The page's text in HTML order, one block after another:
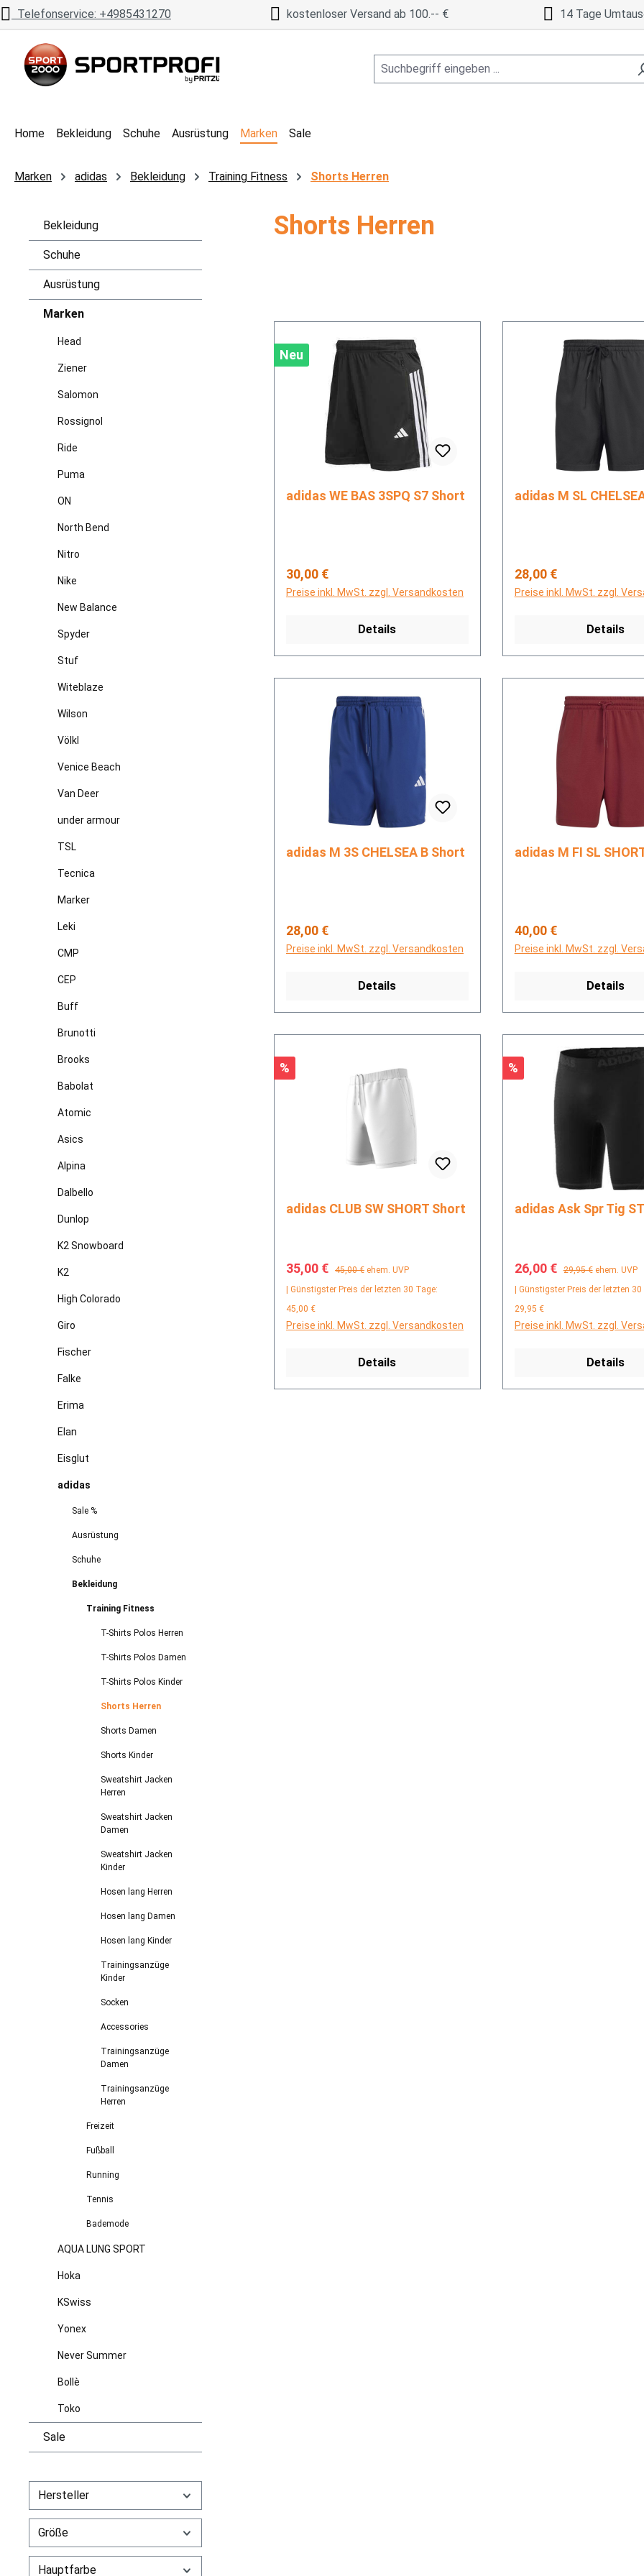
Hauptinhalt springen
Zur Suche springen
Zur Hauptnavigation springen
Telefonservice: +4985431270 kostenloser Versand ab 100.-- € 14 Tage
Home Bekleidung Schuhe Ausrüstung Marken Sale
Marken adidas Bekleidung Training Fitness Shorts Herren
Bekleidung
Schuhe
Ausrüstung
Marken
Head
Ziener
Salomon
Rossignol
Ride
Puma
ON
North Bend
Nitro
Nike
New Balance
Spyder
Stuf
Witeblaze
Wilson
Völkl
Venice Beach
Van Deer
under armour
TSL
Tecnica
Marker
Leki
CMP
CEP
Buff
Brunotti
Brooks
Babolat
Atomic
Asics
Alpina
Dalbello
Dunlop
K2 Snowboard
K2
High Colorado
Giro
Fischer
Falke
Erima
Elan
Eisglut
adidas
Sale %
Ausrüstung
Schuhe
Bekleidung
Training Fitness
T-Shirts Polos Herren
T-Shirts Polos Damen
T-Shirts Polos Kinder
Shorts Herren
Shorts Damen
Shorts Kinder
Sweatshirt Jacken
Herren
Sweatshirt Jacken
Damen
Sweatshirt Jacken
Kinder
Hosen lang Herren
Hosen lang Damen
Hosen lang Kinder
Trainingsanzüge
Kinder
Socken
Accessories
Trainingsanzüge
Damen
Trainingsanzüge
Herren
Freizeit
Fußball
Running
Tennis
Bademode
AQUA LUNG SPORT
Hoka
KSwiss
Yonex
Never Summer
Bollè
Toko
Sale
Hersteller
Größe
Hauptfarbe
Shorts Herren
Neu
adidas WE BAS 3SPQ S7 Short
Regulärer Preis:
30,00 €
Preise inkl. MwSt. zzgl. Versandkosten
Details
adidas M SL
Regulärer Preis:
28,00 €
Preise inkl. MwSt. zzgl.
Details
adidas M 3S CHELSEA B Short
Regulärer Preis:
28,00 €
Preise inkl. MwSt. zzgl. Versandkosten
Details
adidas M FI SL
Regulärer Preis:
40,00 €
Preise inkl. MwSt. zzgl.
Details
Rabatt
%
adidas CLUB SW SHORT Short
Verkaufspreis:
35,00 € Regulärer Preis:
45,00 € ehem. UVP
| Günstigster Preis der letzten 30 Tage:
45,00 €
Preise inkl. MwSt. zzgl. Versandkosten
Details
Rabatt
%
adidas Ask Spr Tig
Verkaufspreis:
26,00 € Regulärer Preis:
29,95 € ehem. UVP
| Günstigster Preis der letzten 30
29,95 €
Preise inkl. MwSt. zzgl.
Details